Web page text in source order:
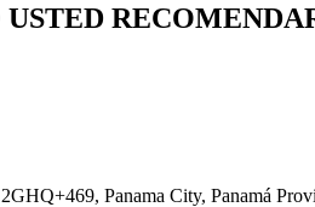
USTED
Panama City, Panamá